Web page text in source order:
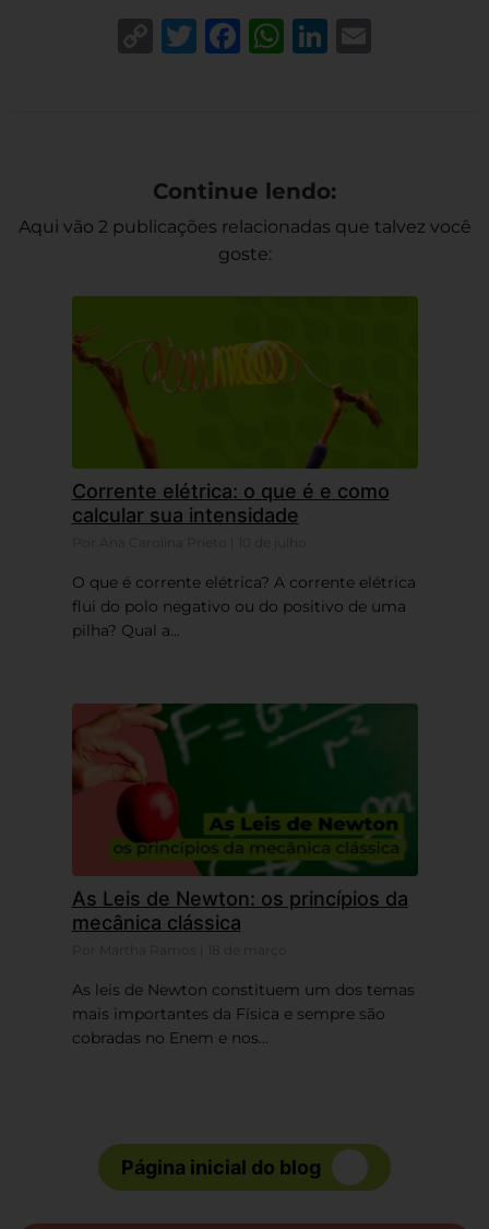
CopyTwitter
Facebook
WhatsApp
LinkedIn
Continue lendo:
Aqui vão 2 publicações relacionadas que talvez você
goste:
Corrente elétrica: o que é e como
calcular sua intensidade
O que é corrente elétrica? A corrente elétrica
flui do polo negativo ou do positivo de uma
pilha? Qual a...
As Leis de Newton: os princípios da
mecânica clássica
As leis de Newton constituem um dos temas
mais importantes da Física e sempre são
cobradas no Enem e nos...
Página inicial do blog